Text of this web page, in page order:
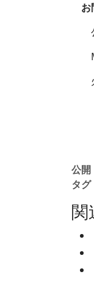
お
公
火
公開
タグ
関